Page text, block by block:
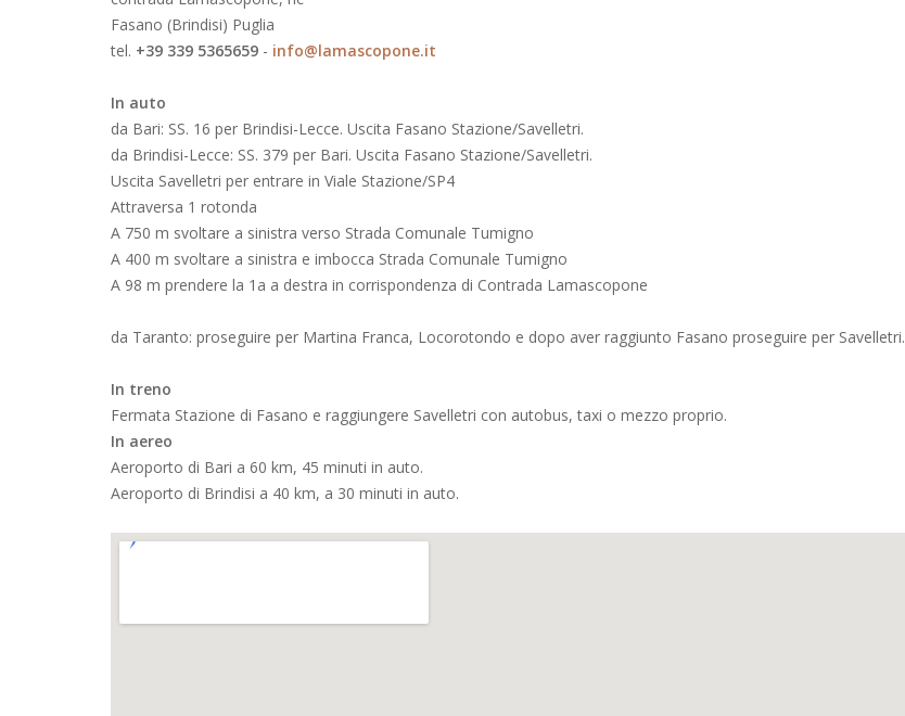
Fasano (Brindisi) Puglia
tel. +39 339 5365659 - info@lamascopone.it
In auto
da Bari: SS. 16 per Brindisi-Lecce. Uscita Fasano Stazione/Savelletri.
da Brindisi-Lecce: SS. 379 per Bari. Uscita Fasano Stazione/Savelletri.
Uscita Savelletri per entrare in Viale Stazione/SP4
Attraversa 1 rotonda
A 750 m svoltare a sinistra verso Strada Comunale Tumigno
A 400 m svoltare a sinistra e imbocca Strada Comunale Tumigno
A 98 m prendere la 1a a destra in corrispondenza di Contrada Lamascopone
da Taranto: proseguire per Martina Franca, Locorotondo e dopo aver raggiunto Fasano proseguire per Savelletri.
In treno
Fermata Stazione di Fasano e raggiungere Savelletri con autobus, taxi o mezzo proprio.
In aereo
Aeroporto di Bari a 60 km, 45 minuti in auto.
Aeroporto di Brindisi a 40 km, a 30 minuti in auto.